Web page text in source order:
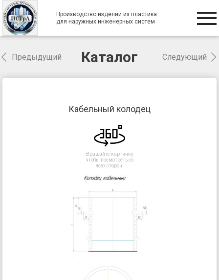
Производство изделий из пластика
для наружных инженерных систем
Предыдущий Каталог Следующий
Кабельный колодец
Вращайте картинку
чтобы посмотреть со
всех сторон.